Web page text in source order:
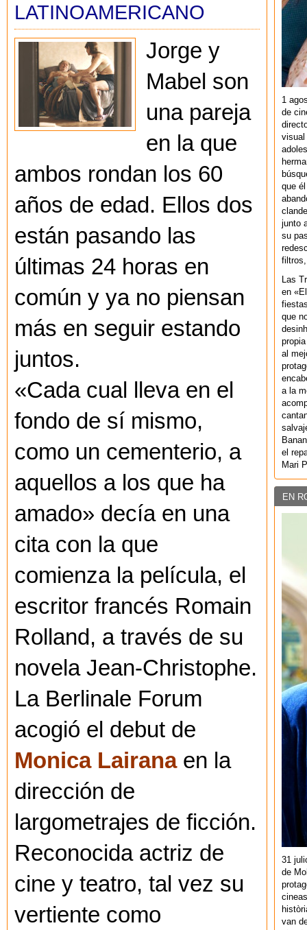
LATINOAMERICANO
Jorge y
Mabel son
una pareja
en la que
ambos rondan los 60
años de edad. Ellos dos
están pasando las
últimas 24 horas en
común y ya no piensan
más en seguir estando
juntos.
«Cada cual lleva en el
fondo de sí mismo,
como un cementerio, a
aquellos a los que ha
amado» decía en una
cita con la que
comienza la película, el
escritor francés Romain
Rolland, a través de su
novela Jean-Christophe.
La Berlinale Forum
acogió el debut de
Monica Lairanaen la
dirección de
largometrajes de ficción.
Reconocida actriz de
cine y teatro, tal vez su
vertiente como
1
de
visual
que
junto
su
filtros,
Las
en
que
al
a la
el
Mari
EN
31
de
van